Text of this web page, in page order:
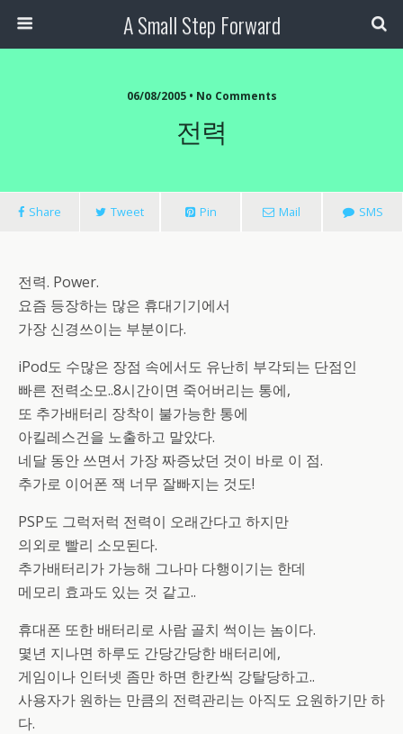
A Small Step Forward
06/08/2005 • No Comments
전력
Share Tweet Pin Mail SMS
전력. Power.
요즘 등장하는 많은 휴대기기에서
가장 신경쓰이는 부분이다.
iPod도 수많은 장점 속에서도 유난히 부각되는 단점인
빠른 전력소모..8시간이면 죽어버리는 통에,
또 추가배터리 장착이 불가능한 통에
아킬레스건을 노출하고 말았다.
네달 동안 쓰면서 가장 짜증났던 것이 바로 이 점.
추가로 이어폰 잭 너무 잘빠지는 것도!
PSP도 그럭저럭 전력이 오래간다고 하지만
의외로 빨리 소모된다.
추가배터리가 가능해 그나마 다행이기는 한데
메모리 효과도 있는 것 같고..
휴대폰 또한 배터리로 사람 골치 썩이는 놈이다.
몇년 지나면 하루도 간당간당한 배터리에,
게임이나 인터넷 좀만 하면 한칸씩 강탈당하고..
사용자가 원하는 만큼의 전력관리는 아직도 요원하기만 하
다.